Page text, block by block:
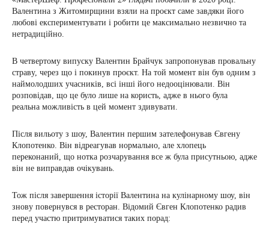
Валентина з Житомирщини взяли на проєкт саме завдяки його
любові експериментувати і робити це максимально незвично та
нетрадиційно.
В четвертому випуску Валентин Брайчук запропонував провальну
страву, через що і покинув проєкт. На той момент він був одним з
наймолодших учасників, всі інші його недооцінювали. Він
розповідав, що це було лише на користь, адже в нього була
реальна можливість в цей момент здивувати.
Після вильоту з шоу, Валентин першим зателефонував Євгену
Клопотенко. Він відреагував нормально, але хлопець
переконаний, що нотка розчарування все ж була присутньою, адже
він не виправдав очікувань.
Тож після завершення історії Валентина на кулінарному шоу, він
знову повернувся в ресторан. Відомий Євген Клопотенко радив
перед участю притримуватися таких порад: